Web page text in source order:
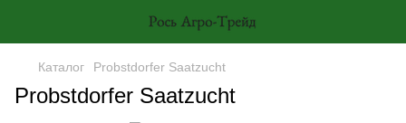
Каталог Probstdorfer Saatzucht
Probstdorfer Saatzucht